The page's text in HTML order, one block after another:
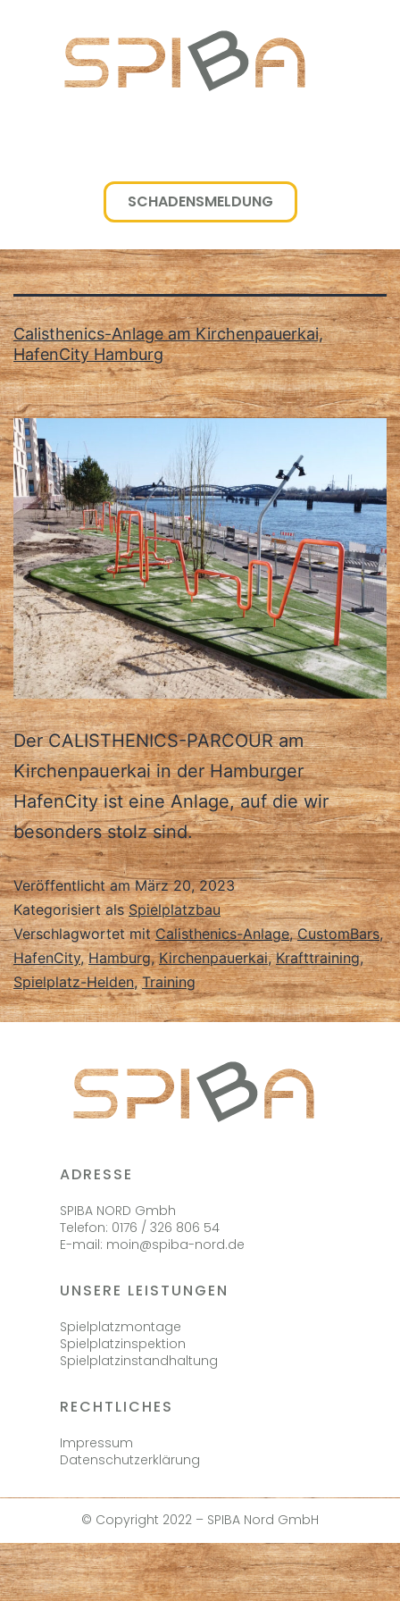
SCHADENSMELDUNG
Calisthenics-Anlage am Kirchenpauerkai,
HafenCity Hamburg
Der CALISTHENICS-PARCOUR am
Kirchenpauerkai in der Hamburger
HafenCity ist eine Anlage, auf die wir
besonders stolz sind.
Veröffentlicht amMärz 20, 2023
Kategorisiert alsSpielplatzbau
Verschlagwortet mitCalisthenics-Anlage,CustomBars,
HafenCity,Hamburg,Kirchenpauerkai,Krafttraining,
Spielplatz-Helden,Training
ADRESSE
SPIBA NORD Gmbh
Telefon: 0176 / 326 806 54
E-mail: moin@spiba-nord.de
UNSERE LEISTUNGEN
Spielplatzmontage
Spielplatzinspektion
Spielplatzinstandhaltung
RECHTLICHES
Impressum
Datenschutzerklärung
© Copyright 2022 – SPIBA Nord GmbH